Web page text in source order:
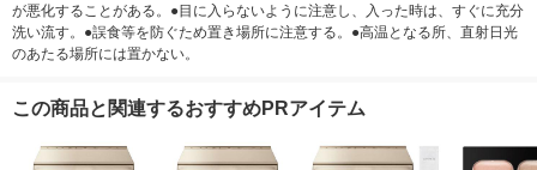
が悪化することがある。●目に入らないように注意し、入った時は、すぐに充分
洗い流す。●誤食等を防ぐため置き場所に注意する。●高温となる所、直射日光
のあたる場所には置かない。
この商品と関連するおすすめPRアイテム